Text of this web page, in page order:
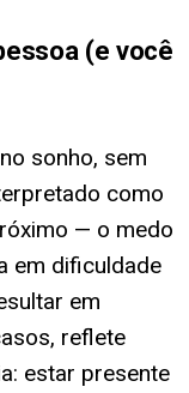
(e você
sonho, sem
como
— o medo
em dificuldade
em
reflete
estar presente